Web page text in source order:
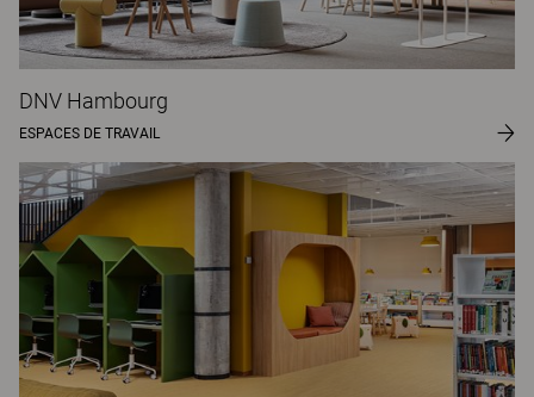
DNV Hambourg
ESPACES DE TRAVAIL